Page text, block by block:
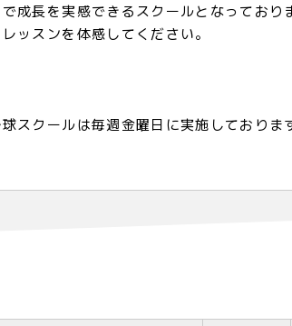
成長を実感できるスクールとなっており
ッスンを体感してください。
スクールは毎週金曜日に実施しておりま